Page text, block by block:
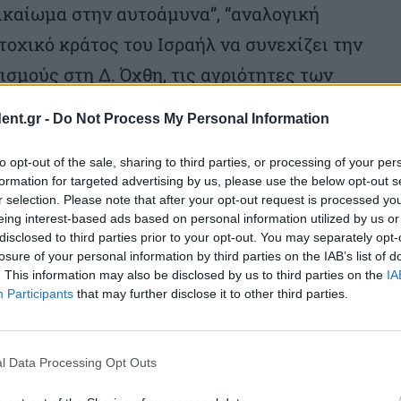
- Do Not Process My Personal Information
opt-out of the sale, sharing to third parties, or processing of your
for targeted advertising by us, please use the below opt-out
selection. Please note that after your opt-out request is processed
interest-based ads based on personal information utilized by us
to third parties prior to your opt-out. You may separately
of your personal information by third parties on the IAB’s list of
This information may also be disclosed by us to third parties on the
Participants that may further disclose it to other third parties.
Data Processing Opt Outs
στην αυτοάμυνα”, “αναλογική
κράτος του Ισραήλ να συνεχίζει την
στη Δ. Όχθη, τις αγριότητες των
στάση εξυπηρετεί τον κατακτητή και τα
να εμποδίσει και να ακυρώσει τη
Παλαιστινιακού κράτους, όπως
με τον αγώνα του, έχοντας στο πλευρό του
η ΕΟ του ΚΚΕ.
ΚΚΕ υπέβαλαν τα εξής ερωτήματα:
Εκπρόσωπος της ΕΕ πώς τοποθετείται:
ΕΕ το κράτος-κατακτητής Ισραήλ